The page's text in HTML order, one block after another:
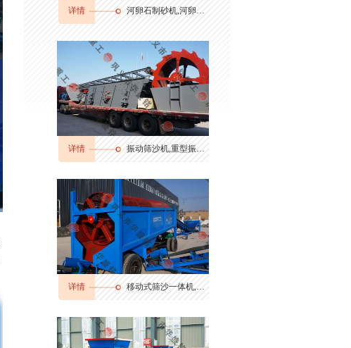
详情 河卵石制砂机,河卵石制砂机厂家,河卵石制砂机价格
详情 振动筛沙机,重型振动筛,振动筛分机
详情 移动式筛沙一体机,筛分输送一体机